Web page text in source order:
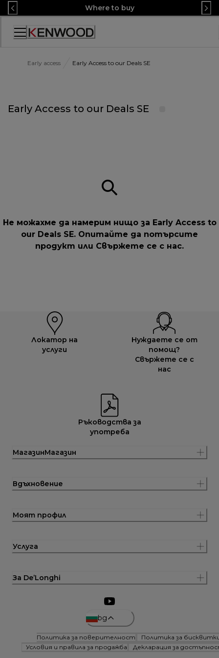
Skip
to
Content
Where to buy
Декларация
достъпност
Early access Early Access to our Deals SE
Early Access to our Deals SE
Не можахме да намерим нищо за Early Access to
our Deals SE. Опитайте да потърсите
продукт или Свържете се с нас.
Локатор на
услуги
Нуждаете се от
помощ?
Свържете се с
нас
Ръководства за
употреба
МагазинМагазин
Вдъхновение
Моят профил
Услуга
За De’Longhi
bg
Политика за поверителност
Политика за
Условия и правила за продажба
Декларация за